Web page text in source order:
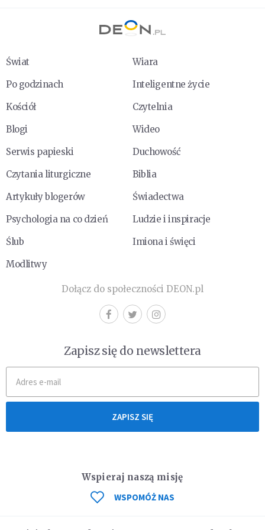
Świat
Wiara
Po godzinach
Inteligentne życie
Kościół
Czytelnia
Blogi
Wideo
Serwis papieski
Duchowość
Czytania liturgiczne
Biblia
Artykuły blogerów
Świadectwa
Psychologia na co dzień
Ludzie i inspiracje
Ślub
Imiona i święci
Modlitwy
Dołącz do społeczności DEON.pl
Zapisz się do newslettera
ZAPISZ SIĘ
Wspieraj naszą misję
WSPOMÓŻ NAS